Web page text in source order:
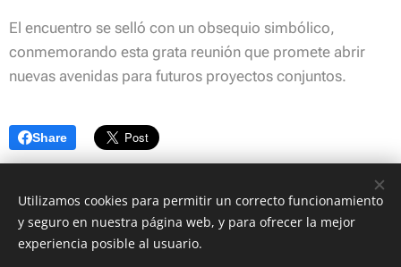
El encuentro se selló con un obsequio simbólico,
conmemorando esta grata reunión que promete abrir
nuevas avenidas para futuros proyectos conjuntos.
Share
© Copyright 2022 Centro de Estudios Corrientes | Asociación Civil 8 de
Octubre
Utilizamos cookies para permitir un correcto funcionamiento
y seguro en nuestra página web, y para ofrecer la mejor
experiencia posible al usuario.